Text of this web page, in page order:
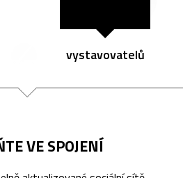
vystavovatelů
VE SPOJENÍ